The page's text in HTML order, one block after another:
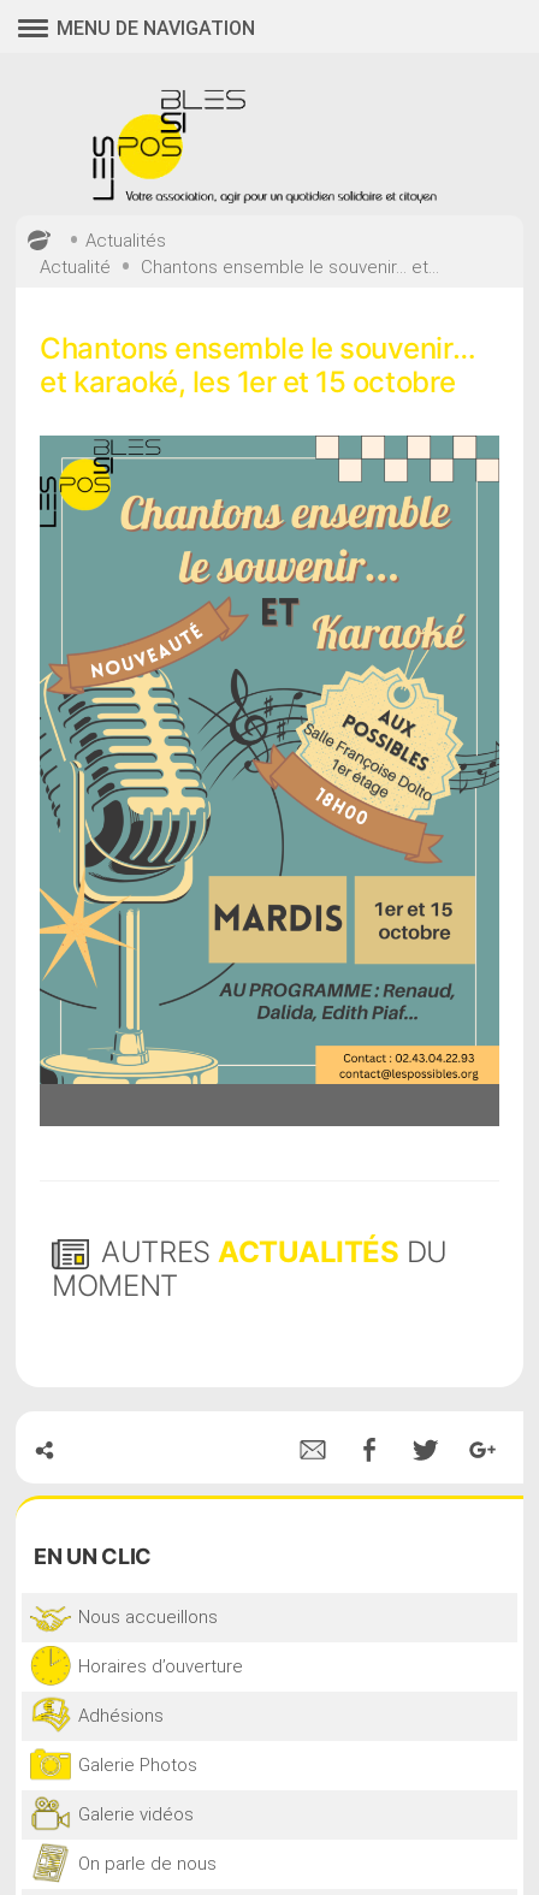
MENU DE NAVIGATION
• Actualités
Actualité
• Chantons ensemble le souvenir… et...
Chantons ensemble le souvenir…
et karaoké, les 1er et 15 octobre
AUTRESACTUALITÉS DU
MOMENT
EN UN CLIC
Nous accueillons
Horaires d’ouverture
Adhésions
Galerie Photos
Galerie vidéos
On parle de nous